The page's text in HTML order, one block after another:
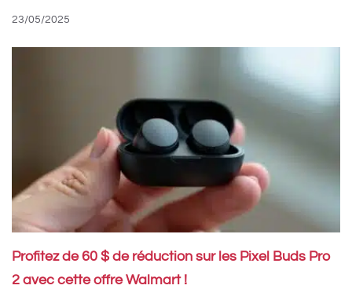
23/05/2025
Profitez de 60 $ de réduction sur les Pixel Buds Pro
2 avec cette offre Walmart !